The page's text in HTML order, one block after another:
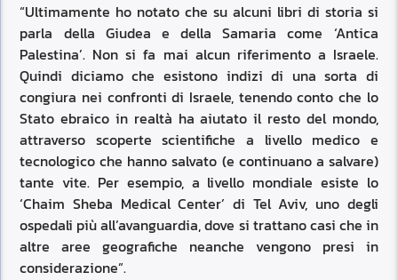
“Ultimamente ho notato che su alcuni libri di storia si
parla della Giudea e della Samaria come ‘Antica
Palestina’. Non si fa mai alcun riferimento a Israele.
Quindi diciamo che esistono indizi di una sorta di
congiura nei confronti di Israele, tenendo conto che lo
Stato ebraico in realtà ha aiutato il resto del mondo,
attraverso scoperte scientifiche a livello medico e
tecnologico che hanno salvato (e continuano a salvare)
tante vite. Per esempio, a livello mondiale esiste lo
‘Chaim Sheba Medical Center’ di Tel Aviv, uno degli
ospedali più all’avanguardia, dove si trattano casi che in
altre aree geografiche neanche vengono presi in
considerazione”.